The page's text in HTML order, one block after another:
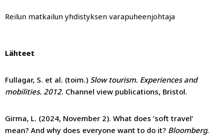
Reilun matkailun yhdistyksen varapuheenjohtaja
Lähteet
Fullagar, S. et al. (toim.) Slow tourism. Experiences and
mobilities. 2012. Channel view publications, Bristol.
Girma, L. (2024, November 2). What does ’soft travel’
mean? And why does everyone want to do it? Bloomberg.